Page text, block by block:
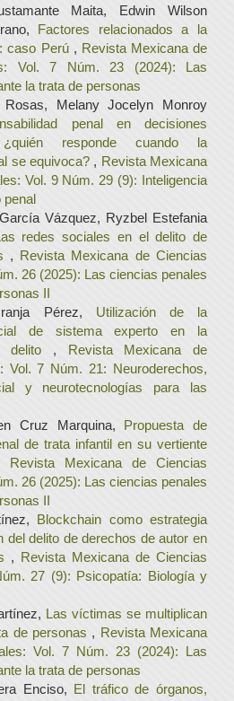
Maita, Edwin Wilson
Factores relacionados a la
caso Perú , Revista Mexicana de
Vol. 7 Núm. 23 (2024): Las
la trata de personas
Rosas, Melany Jocelyn Monroy
penal en decisiones
¿quién responde cuando la
se equivoca? , Revista Mexicana
Vol. 9 Núm. 29 (9): Inteligencia
penal
Vázquez, Ryzbel Estefania
redes sociales en el delito de
, Revista Mexicana de Ciencias
26 (2025): Las ciencias penales
II
Pérez, Utilización de la
de sistema experto en la
delito , Revista Mexicana de
Vol. 7 Núm. 21: Neuroderechos,
y neurotecnologías para las
Cruz Marquina, Propuesta de
de trata infantil en su vertiente
Revista Mexicana de Ciencias
26 (2025): Las ciencias penales
II
Blockchain como estrategia
del delito de derechos de autor en
, Revista Mexicana de Ciencias
27 (9): Psicopatía: Biología y
Las víctimas se multiplican
de personas , Revista Mexicana
Vol. 7 Núm. 23 (2024): Las
la trata de personas
Enciso, El tráfico de órganos,